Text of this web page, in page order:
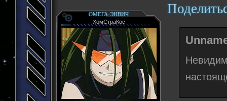
ОМЕГА-ЭНВИЧ
ХомСтраКос